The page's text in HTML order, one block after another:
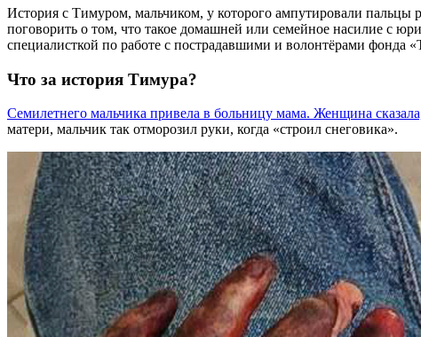
История с Тимуром, мальчиком, у которого ампутировали
поговорить о том, что такое домашней или семейное насилие с
специалисткой по работе с пострадавшими и волонтёрами
Что за история Тимура?
Семилетнего мальчика привела в больницу мама. Женщина
матери, мальчик так отморозил руки, когда «строил снеговика».